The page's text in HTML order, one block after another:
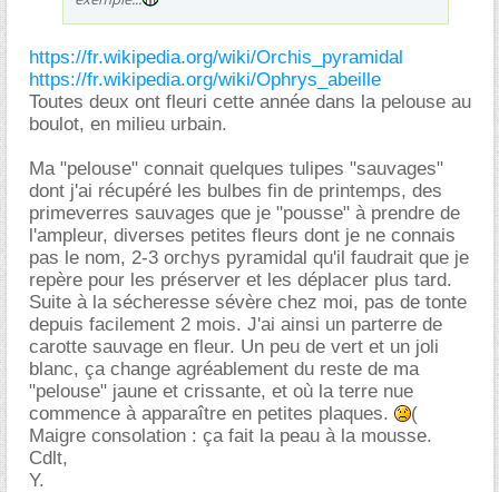
https://fr.wikipedia.org/wiki/Orchis_pyramidal
https://fr.wikipedia.org/wiki/Ophrys_abeille
Toutes deux ont fleuri cette année dans la pelouse au
boulot, en milieu urbain.
Ma "pelouse" connait quelques tulipes "sauvages"
dont j'ai récupéré les bulbes fin de printemps, des
primeverres sauvages que je "pousse" à prendre de
l'ampleur, diverses petites fleurs dont je ne connais
pas le nom, 2-3 orchys pyramidal qu'il faudrait que je
repère pour les préserver et les déplacer plus tard.
Suite à la sécheresse sévère chez moi, pas de tonte
depuis facilement 2 mois. J'ai ainsi un parterre de
carotte sauvage en fleur. Un peu de vert et un joli
blanc, ça change agréablement du reste de ma
"pelouse" jaune et crissante, et où la terre nue
commence à apparaître en petites plaques.
(
Maigre consolation : ça fait la peau à la mousse.
Cdlt,
Y.